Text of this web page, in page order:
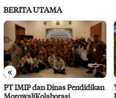
BERITA UTAMA
«
YAMAHA DAN LOOP CIRCLE
HADIRKAN GIVEAWAY